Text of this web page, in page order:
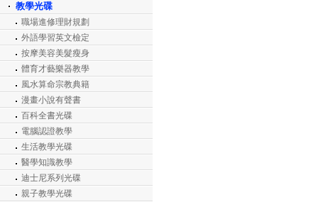
教學光碟
職場進修理財規劃
外語學習英文檢定
按摩美容美髮瘦身
體育才藝樂器教學
風水算命宗教典籍
漫畫小說有聲書
百科全書光碟
電腦認證教學
生活教學光碟
醫學知識教學
迪士尼系列光碟
親子教學光碟